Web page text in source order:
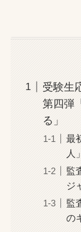
受験生
第四弾
る」
最
人」
監
ジ
監
の